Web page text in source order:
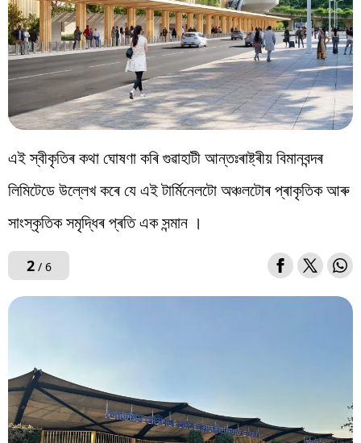
এই স্বীকৃতিৰ কথা ঘোষণা কৰি গুৱাহাটী আন্তঃৰাষ্ট্ৰীয় বিমানবন্দৰ
লিমিটেডে উল্লেখ কৰে যে এই টাৰ্মিনেলটো অঞ্চলটোৰ প্ৰাকৃতিক আৰু
সাংস্কৃতিক সমৃদ্ধিৰ প্ৰতি এক সন্মান ।
2/ 6